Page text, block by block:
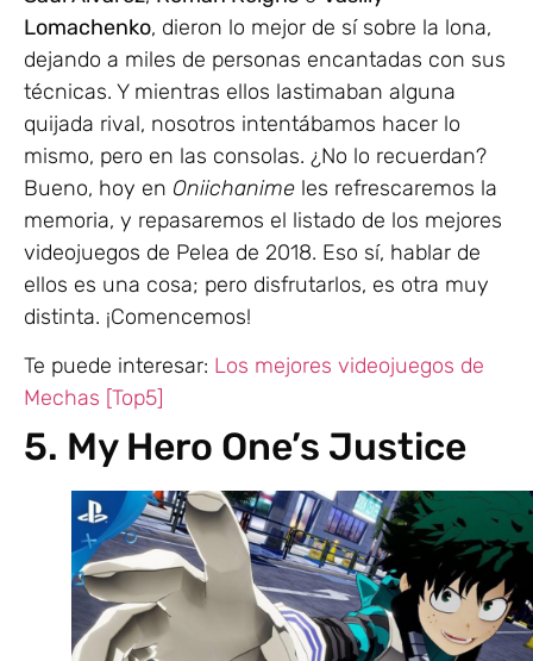
Lomachenko, dieron lo mejor de sí sobre la lona,
dejando a miles de personas encantadas con sus
técnicas. Y mientras ellos lastimaban alguna
quijada rival, nosotros intentábamos hacer lo
mismo, pero en las consolas. ¿No lo recuerdan?
Bueno, hoy en Oniichanime les refrescaremos la
memoria, y repasaremos el listado de los mejores
videojuegos de Pelea de 2018. Eso sí, hablar de
ellos es una cosa; pero disfrutarlos, es otra muy
distinta. ¡Comencemos!
Te puede interesar: Los mejores videojuegos de
Mechas [Top5]
5. My Hero One’s Justice